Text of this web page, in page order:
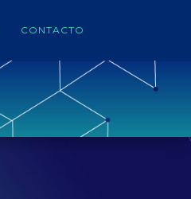
CONTACTO